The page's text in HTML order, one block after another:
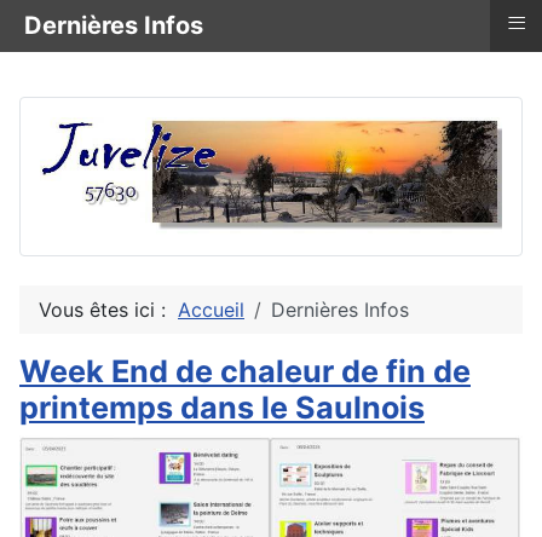
Vous êtes ici : Accueil Dernières Infos
Week End de chaleur de fin de
printemps dans le Saulnois
Dernières Infos ≡